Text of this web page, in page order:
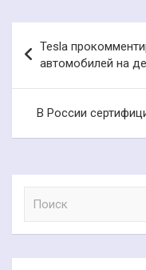
по
записям
Tesla
автомобилей на
В России
к